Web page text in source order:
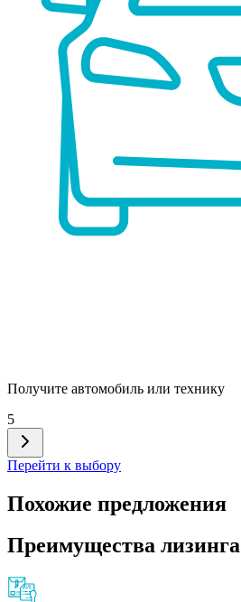
Получите автомобиль или технику
5
Перейти к выбору
Похожие предложения
Преимущества лизинга